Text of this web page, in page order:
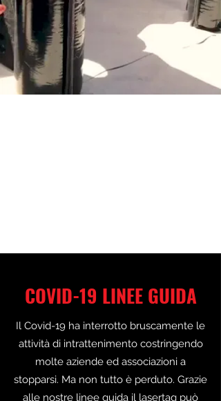
COVID-19 LINEE GUIDA
Il Covid-19 ha interrotto bruscamente le
attività di intrattenimento costringendo
molte aziende ed associazioni a
stopparsi. Ma non tutto è perduto. Grazie
alle nostre linee guida il lasertag può